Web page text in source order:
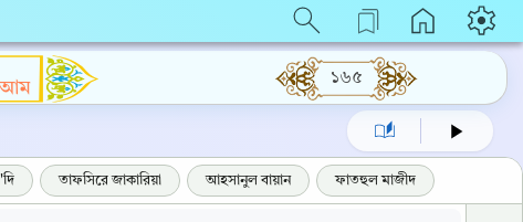
১৬৫
তাফসিরে জাকারিয়া আহসানুল বায়ান ফাতহুল মাজীদ